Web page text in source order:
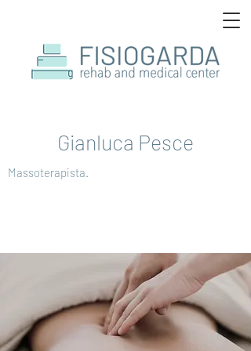
Gianluca Pesce
Massoterapista.